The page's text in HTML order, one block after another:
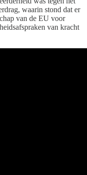
waarin stond dat er
van de EU voor
van kracht